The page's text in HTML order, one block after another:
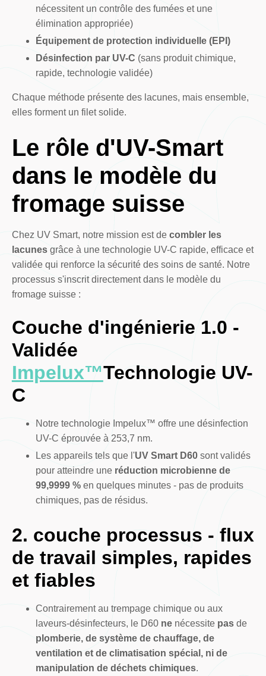
nécessitent un contrôle des fumées et une
élimination appropriée)
Équipement de protection individuelle (EPI)
Désinfection par UV-C (sans produit chimique,
rapide, technologie validée)
Chaque méthode présente des lacunes, mais ensemble,
elles forment un filet solide.
Le rôle d'UV-Smart
dans le modèle du
fromage suisse
Chez UV Smart, notre mission est de combler les
lacunesgrâce à une technologie UV-C rapide, efficace et
validée qui renforce la sécurité des soins de santé. Notre
processus s'inscrit directement dans le modèle du
fromage suisse :
Couche d'ingénierie 1.0 -
Validée
Impelux™Technologie UV-
C
Notre technologie Impelux™ offre une désinfection
UV-C éprouvée à 253,7 nm.
Les appareils tels que l'UV Smart D60sont validés
pour atteindre une réduction microbienne de
99,9999 %en quelques minutes - pas de produits
chimiques, pas de résidus.
2. couche processus - flux
de travail simples, rapides
et fiables
Contrairement au trempage chimique ou aux
laveurs-désinfecteurs, le D60 nenécessite pasde
plomberie, de système de chauffage, de
ventilation et de climatisation spécial, ni de
manipulation de déchets chimiques.